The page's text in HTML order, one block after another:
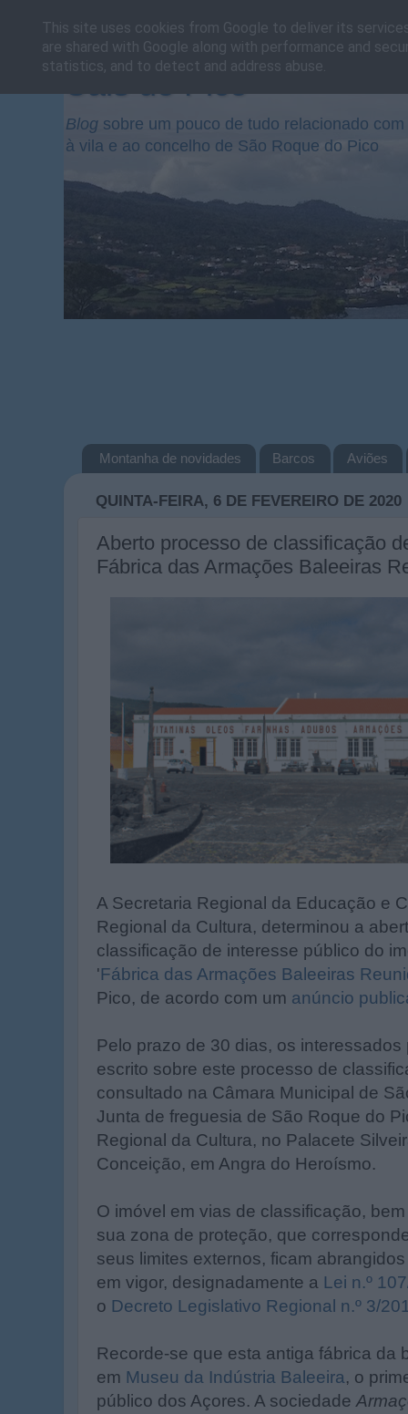
Cais do Pico
Blog sobre um pouco de tudo relacionado
à vila e ao concelho de São Roque do Pico
Montanha de novidades Barcos Aviões
QUINTA-FEIRA, 6 DE FEVEREIRO DE 2020
Aberto processo de classificação
Fábrica das Armações Baleeiras
A Secretaria Regional da Educação e
Regional da Cultura, determinou a
classificação de interesse público do
'Fábrica das Armações Baleeiras
Pico, de acordo com um anúncio
Pelo prazo de 30 dias, os
escrito sobre este processo de
consultado na Câmara Municipal de
Junta de freguesia de São Roque do
Regional da Cultura, no Palacete
Conceição, em Angra do Heroísmo.
O imóvel em vias de classificação,
sua zona de proteção, que
seus limites externos, ficam
em vigor, designadamente a Lei n.º
o Decreto Legislativo Regional n.º 3/
Recorde-se que esta antiga fábrica da
em Museu da Indústria Baleeira, o
público dos Açores. A sociedade
This site uses cookies from Google to deliver its
are shared with Google along with performance and
statistics, and to detect and address abuse.